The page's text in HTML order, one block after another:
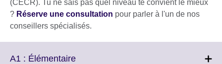
(CECR). Tu ne sais pas quel niveau te convient le mieux
? Réserve une consultation pour parler à l'un de nos
conseillers spécialisés.
A1 : ÉlémentaireClick